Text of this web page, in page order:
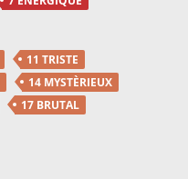
11 TRISTE
14 MYSTÈRIEUX
17 BRUTAL